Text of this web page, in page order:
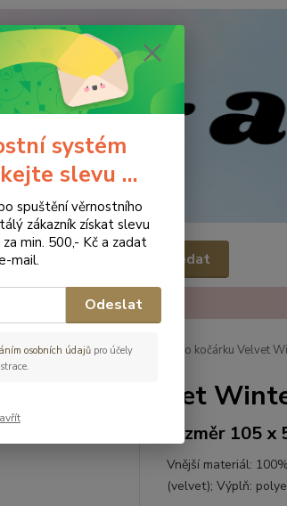
KONTAKTY
Hledat
Fusaky Baby Nellys Fusak do kočárku Velvet
kočárku Velvet
rozměr 105 x
Vnější materiál:
(velvet); Výplň:
systém
slevu ...
spuštění věrnostního
zákazník získat slevu
min. 500,- Kč a zadat
mail.
Odeslat
osobních údajůpro účely